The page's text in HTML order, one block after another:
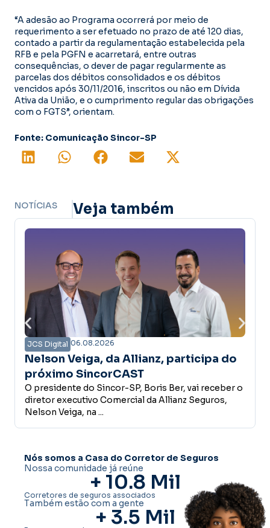
“A adesão ao Programa ocorrerá por meio de
requerimento a ser efetuado no prazo de até 120 dias,
contado a partir da regulamentação estabelecida pela
RFB e pela PGFN e acarretará, entre outras
consequências, o dever de pagar regularmente as
parcelas dos débitos consolidados e os débitos
vencidos após 30/11/2016, inscritos ou não em Dívida
Ativa da União, e o cumprimento regular das obrigações
com o FGTS”, orientam.
Fonte: Comunicação Sincor-SP
NOTÍCIAS Veja também
JCS Digital 06.08.2026
Associativa Premiada contempla
primeira corretora de seguros com
prêmio de R$ 5 mil
O Sincor-SP divulgou a primeira ganhadora da
campanha Associativa Premiada. No sorteio
realizado em 26 de julho, a ...
Nós somos a Casa do Corretor de Seguros
Nossa comunidade já reúne
+ 10.8 Mil
Corretores de seguros associados
Também estão com a gente
+ 3.5 Mil